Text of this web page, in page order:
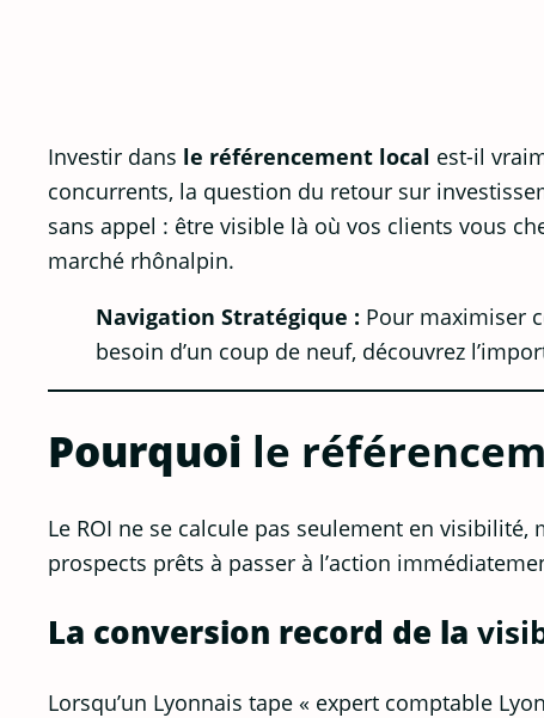
Investir dans le référencement local est-il
concurrents, la question du retour sur
sans appel : être visible là où vos clients vous
marché rhônalpin.
Navigation Stratégique : Pour maximiser
besoin d’un coup de neuf, découvrez
Pourquoi le
Le ROI ne se calcule pas seulement en
prospects prêts à passer à l’action
La conversion record de la
Lorsqu’un Lyonnais tape « expert comptable